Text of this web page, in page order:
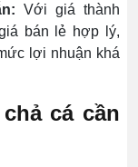
Với giá thành
bán lẻ hợp lý,
lợi nhuận khá
cá cần